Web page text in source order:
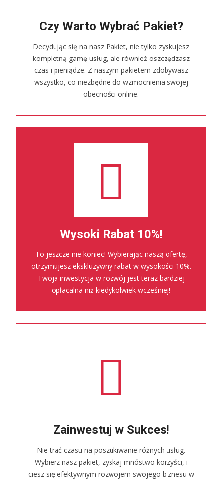
Czy Warto Wybrać Pakiet?
Decydując się na nasz Pakiet, nie tylko zyskujesz
kompletną gamę usług, ale również oszczędzasz
czas i pieniądze. Z naszym pakietem zdobywasz
wszystko, co niezbędne do wzmocnienia swojej
obecności online.
Wysoki Rabat 10%!
To jeszcze nie koniec! Wybierając naszą ofertę,
otrzymujesz ekskluzywny rabat w wysokości 10%.
Twoja inwestycja w rozwój jest teraz bardziej
opłacalna niż kiedykolwiek wcześniej!
Zainwestuj w Sukces!
Nie trać czasu na poszukiwanie różnych usług.
Wybierz nasz pakiet, zyskaj mnóstwo korzyści, i
ciesz się efektywnym rozwojem swojego biznesu w